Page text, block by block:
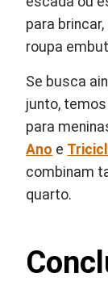
para
roupa
Se busca
junto,
para
Ano e
combinam
quarto.